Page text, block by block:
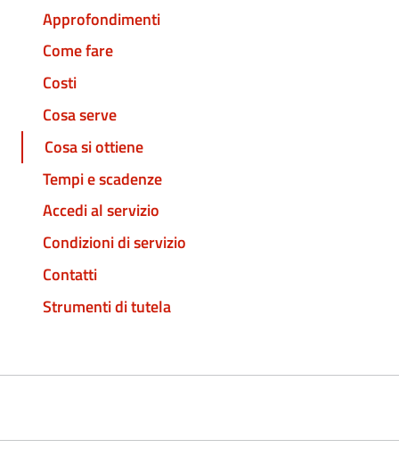
Approfondimenti
Come fare
Costi
Cosa serve
Cosa si ottiene
Tempi e scadenze
Accedi al servizio
Condizioni di servizio
Contatti
Strumenti di tutela